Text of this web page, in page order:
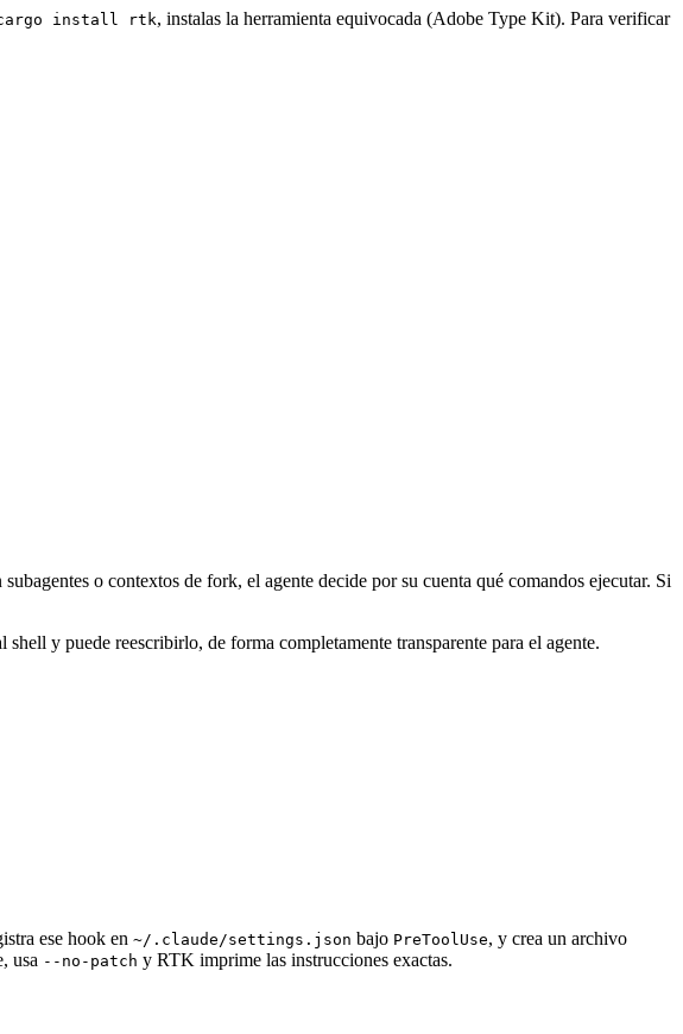
install rtk, instalas la herramienta equivocada (Adobe Type Kit). Para verificar
o contextos de fork, el agente decide por su cuenta qué comandos ejecutar. Si
y puede reescribirlo, de forma completamente transparente para el agente.
ese hook en ~/.claude/settings.json bajo PreToolUse, y crea un archivo
usa --no-patch y RTK imprime las instrucciones exactas.